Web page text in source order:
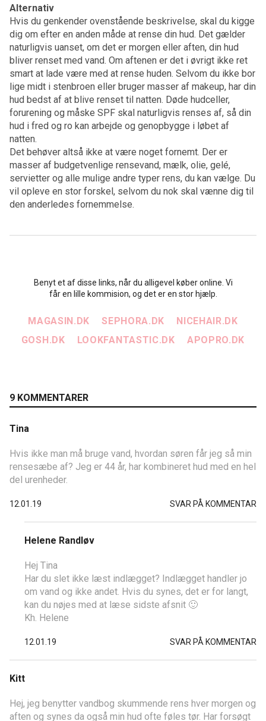
Alternativ
Hvis du genkender ovenstående beskrivelse, skal du kigge
dig om efter en anden måde at rense din hud. Det gælder
naturligvis uanset, om det er morgen eller aften, din hud
bliver renset med vand. Om aftenen er det i øvrigt ikke ret
smart at lade være med at rense huden. Selvom du ikke bor
lige midt i stenbroen eller bruger masser af makeup, har din
hud bedst af at blive renset til natten. Døde hudceller,
forurening og måske SPF skal naturligvis renses af, så din
hud i fred og ro kan arbejde og genopbygge i løbet af
natten.
Det behøver altså ikke at være noget fornemt. Der er
masser af budgetvenlige rensevand, mælk, olie, gelé,
servietter og alle mulige andre typer rens, du kan vælge. Du
vil opleve en stor forskel, selvom du nok skal vænne dig til
den anderledes fornemmelse.
Benyt et af disse links, når du alligevel køber online. Vi
får en lille kommision, og det er en stor hjælp.
MAGASIN.DK SEPHORA.DK
NICEHAIR.DK
GOSH.DK
LOOKFANTASTIC.DK APOPRO.DK
9 KOMMENTARER
Tina
Hvis ikke man må bruge vand, hvordan søren får jeg så min
rensesæbe af? Jeg er 44 år, har kombineret hud med en hel
del urenheder.
12.01.19 SVAR PÅ KOMMENTAR
Helene Randløv
Hej Tina
Har du slet ikke læst indlægget? Indlægget handler jo
om vand og ikke andet. Hvis du synes, det er for langt,
kan du nøjes med at læse sidste afsnit 🙂
Kh. Helene
12.01.19 SVAR PÅ KOMMENTAR
Kitt
Hej, jeg benytter vandbog skummende rens hver morgen og
aften og synes da også min hud ofte føles tør. Har forsøgt